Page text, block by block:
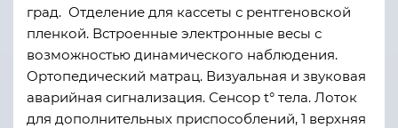
град. Отделение для кассеты с рентгеновской
пленкой. Встроенные электронные весы с
возможностью динамического наблюдения.
Ортопедический матрац. Визуальная и звуковая
аварийная сигнализация. Сенсор t° тела. Лоток
для дополнительных приспособлений, 1 верхняя